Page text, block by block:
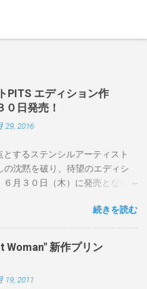
PITS エディション作
０日発売！
29, 2016
とするステンシルアーティスト
の沈黙を破り、待望のエディシ
６月３０日（木）に発売となり
むスタイルは今作でも健在。(
事はこちらから ) 発売日：6月30
イトル：SWEET KISS カラー：
PINK/YELLOW エディショ
イズ：800mm × 550mm 価格：
購入は、 こちら から
続きを読む
Woman" 新作プリン
19, 2011